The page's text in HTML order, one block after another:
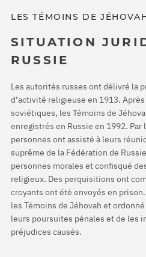
LES TÉMOINS DE
SITUATION
RUSSIE
Les autorités russes ont délivré la
d’activité religieuse en 1913.
soviétiques, les Témoins de
enregistrés en Russie en 1992. Par
personnes ont assisté à leurs
suprême de la Fédération de
personnes morales et confisqué
religieux. Des perquisitions ont
croyants ont été envoyés en
les Témoins de Jéhovah et
leurs poursuites pénales et de les
préjudices causés.